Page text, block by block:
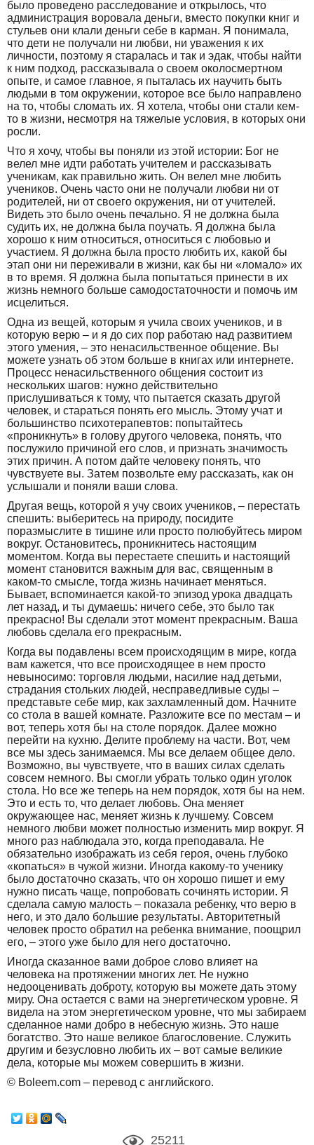
было проведено расследование и открылось, что
администрация воровала деньги, вместо покупки книг и
стульев они клали деньги себе в карман. Я понимала,
что дети не получали ни любви, ни уважения к их
личности, поэтому я старалась и так и эдак, чтобы найти
к ним подход, рассказывала о своем околосмертном
опыте, и самое главное, я пыталась их научить быть
людьми в том окружении, которое все было направлено
на то, чтобы сломать их. Я хотела, чтобы они стали кем-
то в жизни, несмотря на тяжелые условия, в которых они
росли.
Что я хочу, чтобы вы поняли из этой истории: Бог не
велел мне идти работать учителем и рассказывать
ученикам, как правильно жить. Он велел мне любить
учеников. Очень часто они не получали любви ни от
родителей, ни от своего окружения, ни от учителей.
Видеть это было очень печально. Я не должна была
судить их, не должна была поучать. Я должна была
хорошо к ним относиться, относиться с любовью и
участием. Я должна была просто любить их, какой бы
этап они ни переживали в жизни, как бы ни «ломало» их
в то время. Я должна была попытаться принести в их
жизнь немного больше самодостаточности и помочь им
исцелиться.
Одна из вещей, которым я учила своих учеников, и в
которую верю – и я до сих пор работаю над развитием
этого умения, – это ненасильственное общение. Вы
можете узнать об этом больше в книгах или интернете.
Процесс ненасильственного общения состоит из
нескольких шагов: нужно действительно
прислушиваться к тому, что пытается сказать другой
человек, и стараться понять его мысль. Этому учат и
большинство психотерапевтов: попытайтесь
«проникнуть» в голову другого человека, понять, что
послужило причиной его слов, и признать значимость
этих причин. А потом дайте человеку понять, что
чувствуете вы. Затем позвольте ему рассказать, как он
услышали и поняли ваши слова.
Другая вещь, которой я учу своих учеников, – перестать
спешить: выберитесь на природу, посидите
поразмыслите в тишине или просто полюбуйтесь миром
вокруг. Остановитесь, проникнитесь настоящим
моментом. Когда вы перестаете спешить и настоящий
момент становится важным для вас, священным в
каком-то смысле, тогда жизнь начинает меняться.
Бывает, вспоминается какой-то эпизод урока двадцать
лет назад, и ты думаешь: ничего себе, это было так
прекрасно! Вы сделали этот момент прекрасным. Ваша
любовь сделала его прекрасным.
Когда вы подавлены всем происходящим в мире, когда
вам кажется, что все происходящее в нем просто
невыносимо: торговля людьми, насилие над детьми,
страдания стольких людей, несправедливые суды –
представьте себе мир, как захламленный дом. Начните
со стола в вашей комнате. Разложите все по местам – и
вот, теперь хотя бы на столе порядок. Далее можно
перейти на кухню. Делите проблему на части. Вот, чем
все мы здесь занимаемся. Мы все делаем общее дело.
Возможно, вы чувствуете, что в ваших силах сделать
совсем немного. Вы смогли убрать только один уголок
стола. Но все же теперь на нем порядок, хотя бы на нем.
Это и есть то, что делает любовь. Она меняет
окружающее нас, меняет жизнь к лучшему. Совсем
немного любви может полностью изменить мир вокруг. Я
много раз наблюдала это, когда преподавала. Не
обязательно изображать из себя героя, очень глубоко
«копаться» в чужой жизни. Иногда какому-то ученику
было достаточно сказать, что он хорошо пишет и ему
нужно писать чаще, попробовать сочинять истории. Я
сделала самую малость – показала ребенку, что верю в
него, и это дало большие результаты. Авторитетный
человек просто обратил на ребенка внимание, поощрил
его, – этого уже было для него достаточно.
Иногда сказанное вами доброе слово влияет на
человека на протяжении многих лет. Не нужно
недооценивать доброту, которую вы можете дать этому
миру. Она остается с вами на энергетическом уровне. Я
видела на этом энергетическом уровне, что мы забираем
сделанное нами добро в небесную жизнь. Это наше
богатство. Это наше великое благословение. Служить
другим и безусловно любить их – вот самые великие
дела, которые мы можем совершить в жизни.
© Boleem.com – перевод с английского.
25211